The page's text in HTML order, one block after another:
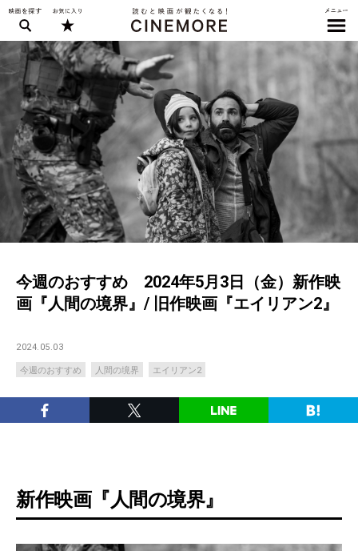
今週のおすすめ 2024年5月3日（金）新作映
画『人間の境界』/ 旧作映画『エイリアン2』
2024.05.03
今週のおすすめ 人間の境界 エイリアン2
新作映画『人間の境界』